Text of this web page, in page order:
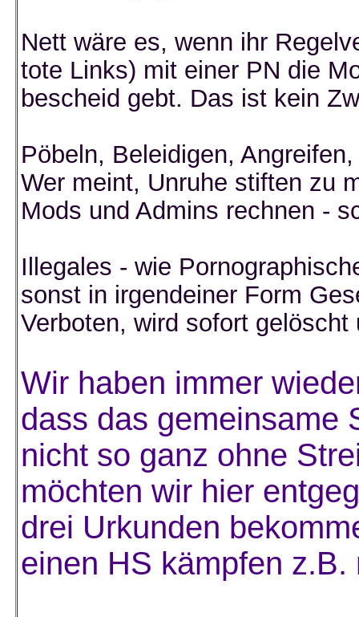
Nett wäre es, wenn ihr
tote Links) mit einer PN die
bescheid gebt. Das ist kein
Pöbeln, Beleidigen,
Wer meint, Unruhe stiften zu
Mods und Admins rechnen -
Illegales - wie
sonst in irgendeiner Form
Verboten, wird sofort
Wir haben immer
dass das gemeinsame
nicht so ganz ohne
möchten wir hier
drei Urkunden
einen HS kämpfen